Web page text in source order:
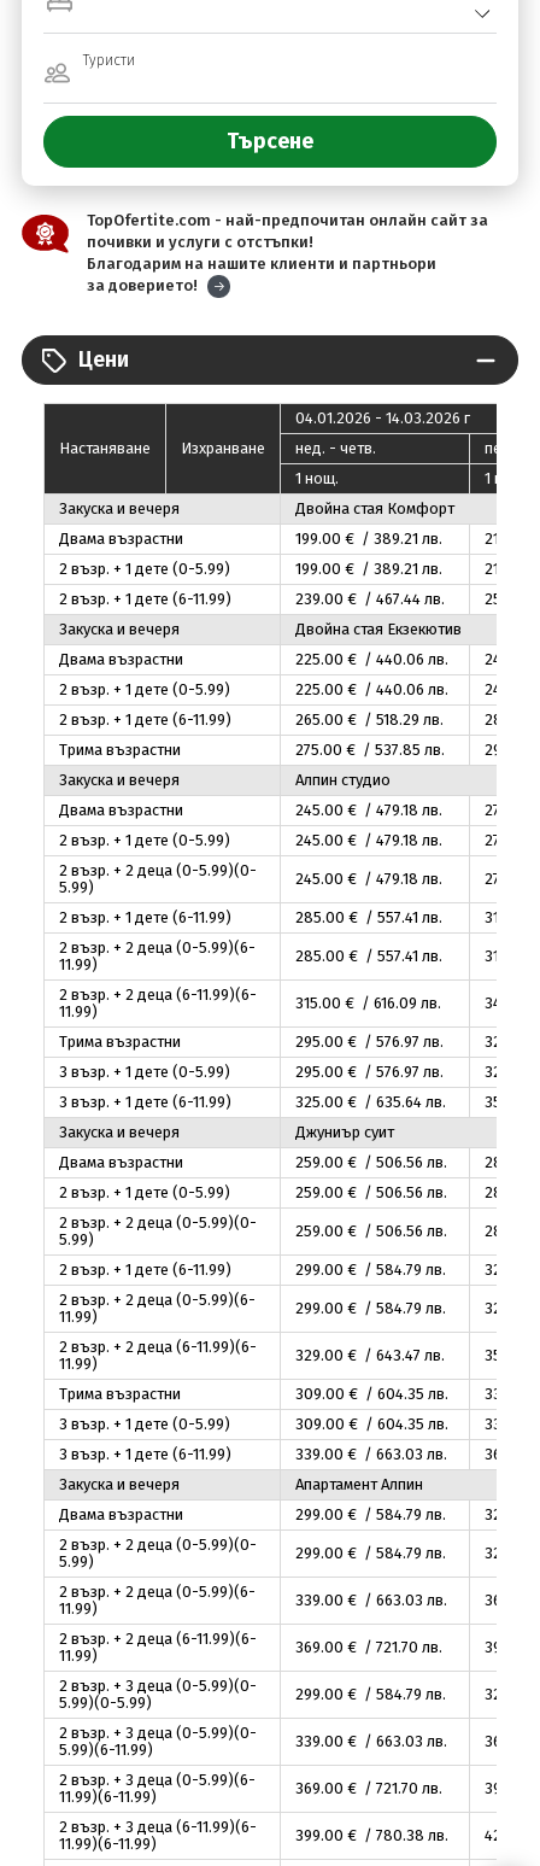
Туристи
TopOfertite.com - най-предпочитан онлайн сайт за
почивки и услуги с отстъпки!
Благодарим на нашите клиенти и партньори
за доверието!
Цени
Настаняване Изхранване
04.01.2026 - 14.03.2026 г
нед. - четв.
пeт. -
1 нощ.
1 нощ.
Закуска и вечеря
Двойна стая Комфорт
Двама възрастни
199.00 € / 389.21 лв. 219
2 възр. + 1 дете (0-5.99)
199.00 € / 389.21 лв. 219
2 възр. + 1 дете (6-11.99)
239.00 € / 467.44лв. 259
Закуска и вечеря
Двойна стая Екзекютив
Двама възрастни
225.00 € / 440.06 лв. 249
2 възр. + 1 дете (0-5.99)
225.00 € / 440.06 лв. 249
2 възр. + 1 дете (6-11.99)
265.00 € / 518.29 лв. 289
Трима възрастни
275.00 € / 537.85 лв. 299
Закуска и вечеря
Алпин студио
Двама възрастни
245.00 € / 479.18 лв. 270
2 възр. + 1 дете (0-5.99)
245.00 € / 479.18 лв. 270
2 възр. + 2 деца (0-5.99)(0-
5.99)
245.00 € / 479.18 лв. 270
2 възр. + 1 дете (6-11.99) 285.00 € / 557.41 лв. 310
2 възр. + 2 деца (0-5.99)(6-
11.99)
285.00 € / 557.41 лв. 310
2 възр. + 2 деца (6-11.99)(6-
11.99)
315.00 € / 616.09 лв. 340
Трима възрастни 295.00 € / 576.97 лв. 320
3 възр. + 1 дете (0-5.99)
295.00 € / 576.97 лв. 320
3 възр. + 1 дете (6-11.99)
325.00 € / 635.64лв. 350
Закуска и вечеря
Джуниър суит
Двама възрастни
259.00 € / 506.56 лв. 280
2 възр. + 1 дете (0-5.99)
259.00 € / 506.56 лв. 280
2 възр. + 2 деца (0-5.99)(0-
5.99)
259.00 € / 506.56 лв. 280
2 възр. + 1 дете (6-11.99) 299.00 € / 584.79 лв. 320
2 възр. + 2 деца (0-5.99)(6-
11.99)
299.00 € / 584.79 лв. 320
2 възр. + 2 деца (6-11.99)(6-
11.99)
329.00 € / 643.47 лв. 350
Трима възрастни 309.00 € / 604.35 лв. 330
3 възр. + 1 дете (0-5.99)
309.00 € / 604.35 лв. 330
3 възр. + 1 дете (6-11.99)
339.00 € / 663.03 лв. 360
Закуска и вечеря
Апартамент Алпин
Двама възрастни
299.00 € / 584.79 лв. 325
2 възр. + 2 деца (0-5.99)(0-
5.99)
299.00 € / 584.79 лв. 325
2 възр. + 2 деца (0-5.99)(6-
11.99)
339.00 € / 663.03 лв. 365
2 възр. + 2 деца (6-11.99)(6-
11.99)
369.00 € / 721.70 лв. 395
2 възр. + 3 деца (0-5.99)(0-
5.99)(0-5.99)
299.00 € / 584.79 лв. 325
2 възр. + 3 деца (0-5.99)(0-
5.99)(6-11.99)
339.00 € / 663.03 лв. 365
2 възр. + 3 деца (0-5.99)(6-
11.99)(6-11.99)
369.00 € / 721.70 лв. 395
2 възр. + 3 деца (6-11.99)(6-
11.99)(6-11.99)
399.00 € / 780.38 лв. 425